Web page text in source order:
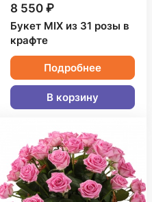
8 550 ₽
Букет MIX из 31 розы в
крафте
Подробнее
В корзину